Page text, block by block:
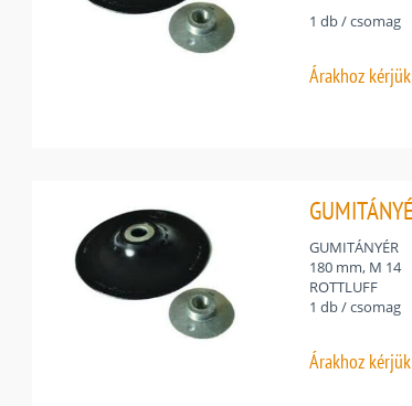
1 db / csomag
Árakhoz
GUMITÁNYÉR
180 mm, M 14
ROTTLUFF
1 db / csomag
Árakhoz